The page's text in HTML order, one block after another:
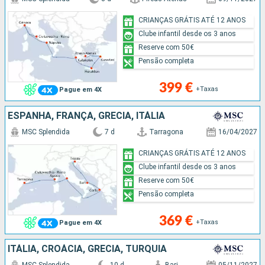
Pague em 4X 399 € +Taxas
CRIANÇAS GRÁTIS ATÉ 12 ANOS
Clube infantil desde os 3 anos
Reserve com 50€
Pensão completa
ESPANHA, FRANÇA, GRÉCIA, ITÁLIA
Pague em 4X
MSC Splendida 7 d Tarragona 16/04/2027
369 € +Taxas
CRIANÇAS GRÁTIS ATÉ 12 ANOS
Clube infantil desde os 3 anos
Reserve com 50€
Pensão completa
ITÁLIA, CROÁCIA, GRÉCIA, TURQUIA